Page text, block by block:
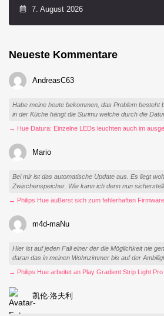
7. August 2026
Neueste Kommentare
AndreasC63
Habe meine heute bekommen, das Problem besteht
in der Küche hängt die Surimu welche durch die
→ Hue Datura: Einzelne LEDs leuchten auch im
Mario
Bei mir ist das automatische Update aus. Es liegt
Zwischenspeicher. Wie kann ich denn nun
→ Philips Hue äußerst sich zum fehlerhaften
m4d-maNu
Hier ist auf jeden Fall einer der die Möglichkeit nie
daran das in meinen Wohnzimmer bis auf der
→ Philips Hue arbeitet an Play Gradient Strip Light Pro
凯伦·洛夫利